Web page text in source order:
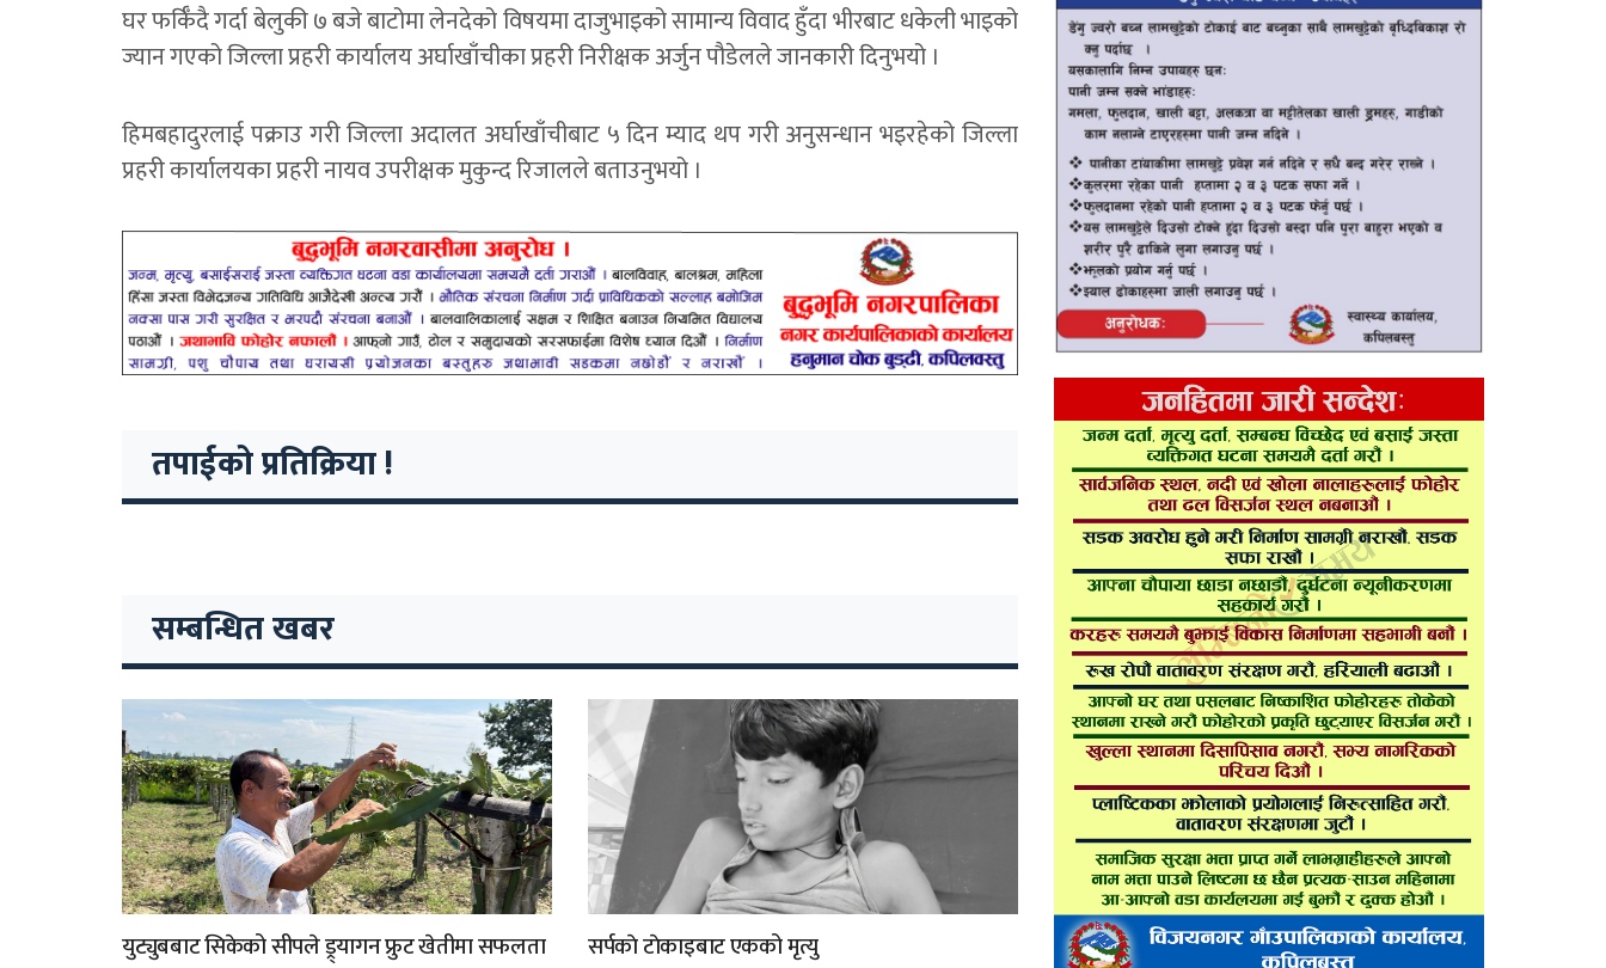
घर फर्किँदै गर्दा बेलुकी ७ बजे बाटोमा लेनदेको विषयमा दाजुभाइको सामान्य विवाद हुँदा भीरबाट धकेली भाइको
ज्यान गएको जिल्ला प्रहरी कार्यालय अर्घाखाँचीका प्रहरी निरीक्षक अर्जुन पौडेलले जानकारी दिनुभयो ।
हिमबहादुरलाई पक्राउ गरी जिल्ला अदालत अर्घाखाँचीबाट ५ दिन म्याद थप गरी अनुसन्धान भइरहेको जिल्ला
प्रहरी कार्यालयका प्रहरी नायव उपरीक्षक मुकुन्द रिजालले बताउनुभयो ।
तपाईको प्रतिक्रिया !
सम्बन्धित खबर
युट्युबबाट सिकेको सीपले ड्र्यागन फ्रुट खेतीमा सफलता सर्पकाे टाेकाइबाट एकको मृत्यु